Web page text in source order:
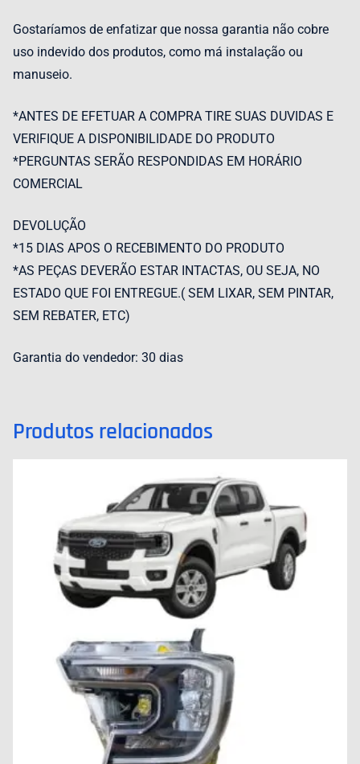
Gostaríamos de enfatizar que nossa garantia não cobre
uso indevido dos produtos, como má instalação ou
manuseio.
*ANTES DE EFETUAR A COMPRA TIRE SUAS DUVIDAS E
VERIFIQUE A DISPONIBILIDADE DO PRODUTO
*PERGUNTAS SERÃO RESPONDIDAS EM HORÁRIO
COMERCIAL
DEVOLUÇÃO
*15 DIAS APOS O RECEBIMENTO DO PRODUTO
*AS PEÇAS DEVERÃO ESTAR INTACTAS, OU SEJA, NO
ESTADO QUE FOI ENTREGUE.( SEM LIXAR, SEM PINTAR,
SEM REBATER, ETC)
Garantia do vendedor: 30 dias
Produtos relacionados